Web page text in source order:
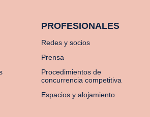
PROFESIONALES
Redes y socios
Prensa
Procedimientos de
concurrencia competitiva
Espacios y alojamiento